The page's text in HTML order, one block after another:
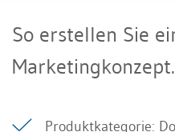
So erstellen Sie
Marketingkonzept.
Produktkategorie: